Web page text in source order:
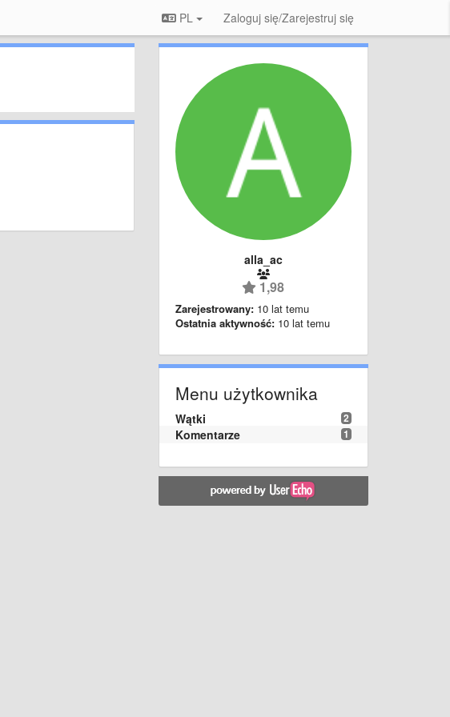
PL Zaloguj się/Zarejestruj się
alla_ac
1,98
Zarejestrowany: 10 lat temu
Ostatnia aktywność: 10 lat temu
Menu użytkownika
2
Wątki
1
Komentarze